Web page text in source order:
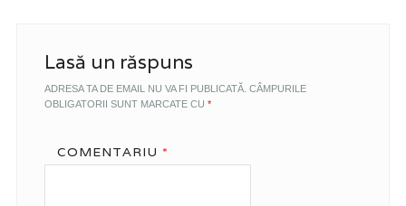
Lasă un răspuns
ADRESA TA DE EMAIL NU VA FI PUBLICATĂ. CÂMPURILE
OBLIGATORII SUNT MARCATE CU *
COMENTARIU *